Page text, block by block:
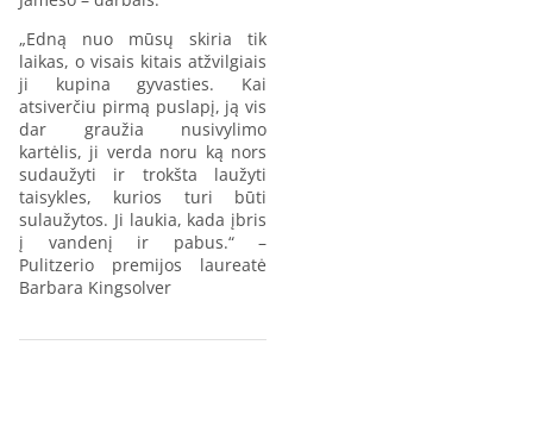
„Edną nuo mūsų skiria tik
laikas, o visais kitais atžvilgiais
ji kupina gyvasties. Kai
atsiverčiu pirmą puslapį, ją vis
dar graužia nusivylimo
kartėlis, ji verda noru ką nors
sudaužyti ir trokšta laužyti
taisykles, kurios turi būti
sulaužytos. Ji laukia, kada įbris
į vandenį ir pabus.“ –
Pulitzerio premijos laureatė
Barbara Kingsolver